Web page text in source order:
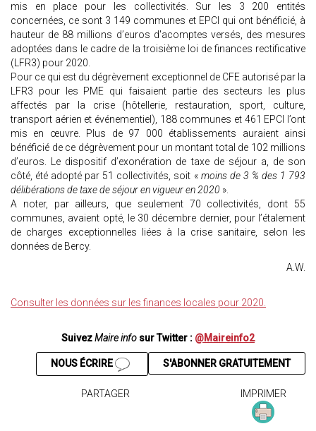
mis en place pour les collectivités. Sur les 3 200 entités
concernées, ce sont 3 149 communes et EPCI qui ont bénéficié, à
hauteur de 88 millions d’euros d'acomptes versés, des mesures
adoptées dans le cadre de la troisième loi de finances rectificative
(LFR3) pour 2020.
Pour ce qui est du dégrèvement exceptionnel de CFE autorisé par la
LFR3 pour les PME qui faisaient partie des secteurs les plus
affectés par la crise (hôtellerie, restauration, sport, culture,
transport aérien et événementiel), 188 communes et 461 EPCI l’ont
mis en œuvre. Plus de 97 000 établissements auraient ainsi
bénéficié de ce dégrèvement pour un montant total de 102 millions
d’euros. Le dispositif d’exonération de taxe de séjour a, de son
côté, été adopté par 51 collectivités, soit «moins de 3 % des 1 793
délibérations de taxe de séjour en vigueur en 2020 ».
A noter, par ailleurs, que seulement 70 collectivités, dont 55
communes, avaient opté, le 30 décembre dernier, pour l’étalement
de charges exceptionnelles liées à la crise sanitaire, selon les
données de Bercy.
A.W.
Consulter les données sur les finances locales pour 2020.
SuivezMaire info sur Twitter : @Maireinfo2
S'ABONNER GRATUITEMENT
NOUS ÉCRIRE
PARTAGER IMPRIMER